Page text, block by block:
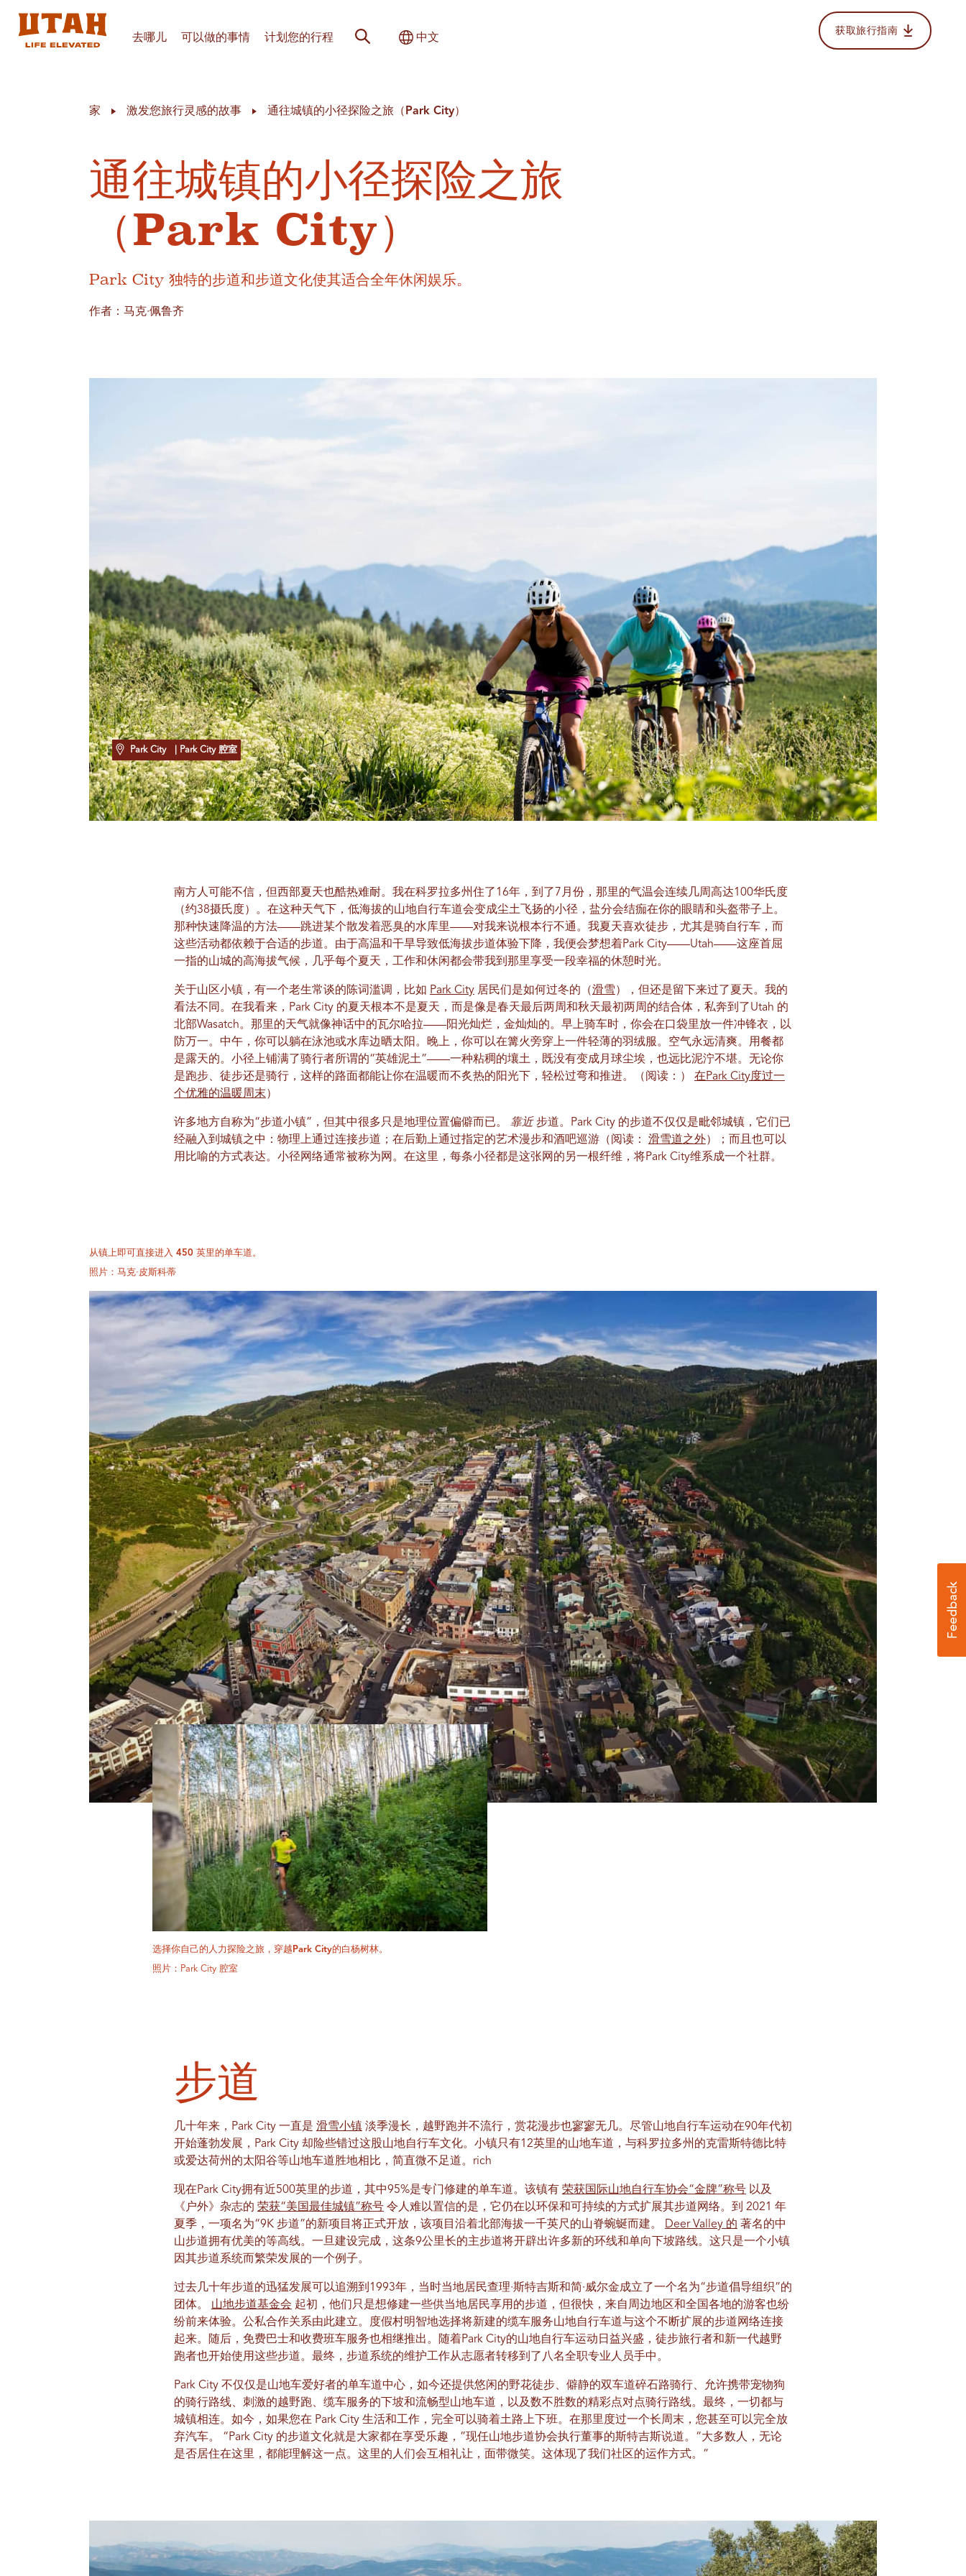
去哪儿 可以做的事情 计划您的行程 网站搜索切换国际
中文 获取旅行指南
家 激发您旅行灵感的故事 通往城镇的小径探险之旅（Park City）
通往城镇的小径探险之旅
（Park City）
Park City 独特的步道和步道文化使其适合全年休闲娱乐。
作者：马克·佩鲁齐
Park City | Park City 腔室
南方人可能不信，但西部夏天也酷热难耐。我在科罗拉多州住了16年，到了7月份，那里的气温会连续几周高达100华氏度
（约38摄氏度）。在这种天气下，低海拔的山地自行车道会变成尘土飞扬的小径，盐分会结痂在你的眼睛和头盔带子上。
那种快速降温的方法——跳进某个散发着恶臭的水库里——对我来说根本行不通。我夏天喜欢徒步，尤其是骑自行车，而
这些活动都依赖于合适的步道。由于高温和干旱导致低海拔步道体验下降，我便会梦想着Park City——Utah——这座首屈
一指的山城的高海拔气候，几乎每个夏天，工作和休闲都会带我到那里享受一段幸福的休憩时光。
关于山区小镇，有一个老生常谈的陈词滥调，比如 Park City居民们是如何过冬的（滑雪 ），但还是留下来过了夏天。我的
看法不同。在我看来，Park City 的夏天根本不是夏天，而是像是春天最后两周和秋天最初两周的结合体，私奔到了Utah 的
北部Wasatch。那里的天气就像神话中的瓦尔哈拉——阳光灿烂，金灿灿的。早上骑车时，你会在口袋里放一件冲锋衣，以
防万一。中午，你可以躺在泳池或水库边晒太阳。晚上，你可以在篝火旁穿上一件轻薄的羽绒服。空气永远清爽。用餐都
是露天的。小径上铺满了骑行者所谓的“英雄泥土”——一种粘稠的壤土，既没有变成月球尘埃，也远比泥泞不堪。无论你
是跑步、徒步还是骑行，这样的路面都能让你在温暖而不炙热的阳光下，轻松过弯和推进。（阅读：） 在Park City度过一
个优雅的温暖周末 ）
许多地方自称为“步道小镇”，但其中很多只是地理位置偏僻而已。 靠近步道。Park City 的步道不仅仅是毗邻城镇，它们已
经融入到城镇之中：物理上通过连接步道；在后勤上通过指定的艺术漫步和酒吧巡游（阅读： 滑雪道之外）；而且也可以
用比喻的方式表达。小径网络通常被称为网。在这里，每条小径都是这张网的另一根纤维，将Park City维系成一个社群。
选择你自己的人力探险之旅，穿越Park City的白杨树林。
照片：Park City 腔室
从镇上即可直接进入 450 英里的单车道。
照片：马克·皮斯科蒂
步道
几十年来，Park City 一直是 滑雪小镇淡季漫长，越野跑并不流行，赏花漫步也寥寥无几。尽管山地自行车运动在90年代初
开始蓬勃发展，Park City 却险些错过这股山地自行车文化。小镇只有12英里的山地车道，与科罗拉多州的克雷斯特德比特
或爱达荷州的太阳谷等山地车道胜地相比，简直微不足道。rich
现在Park City拥有近500英里的步道，其中95%是专门修建的单车道。该镇有 荣获国际山地自行车协会“金牌”称号以及
《户外》杂志的 荣获“美国最佳城镇”称号令人难以置信的是，它仍在以环保和可持续的方式扩展其步道网络。到 2021 年
夏季，一项名为“9K 步道”的新项目将正式开放，该项目沿着北部海拔一千英尺的山脊蜿蜒而建。
Deer Valley 的 著名的中
山步道拥有优美的等高线。一旦建设完成，这条9公里长的主步道将开辟出许多新的环线和单向下坡路线。这只是一个小镇
因其步道系统而繁荣发展的一个例子。
过去几十年步道的迅猛发展可以追溯到1993年，当时当地居民查理·斯特吉斯和简·威尔金成立了一个名为“步道倡导组织”的
团体。 山地步道基金会 起初，他们只是想修建一些供当地居民享用的步道，但很快，来自周边地区和全国各地的游客也纷
纷前来体验。公私合作关系由此建立。度假村明智地选择将新建的缆车服务山地自行车道与这个不断扩展的步道网络连接
起来。随后，免费巴士和收费班车服务也相继推出。随着Park City的山地自行车运动日益兴盛，徒步旅行者和新一代越野
跑者也开始使用这些步道。最终，步道系统的维护工作从志愿者转移到了八名全职专业人员手中。
Park City 不仅仅是山地车爱好者的单车道中心，如今还提供悠闲的野花徒步、僻静的双车道碎石路骑行、允许携带宠物狗
的骑行路线、刺激的越野跑、缆车服务的下坡和流畅型山地车道，以及数不胜数的精彩点对点骑行路线。最终，一切都与
城镇相连。如今，如果您在 Park City 生活和工作，完全可以骑着土路上下班。在那里度过一个长周末，您甚至可以完全放
弃汽车。 “Park City 的步道文化就是大家都在享受乐趣，”现任山地步道协会执行董事的斯特吉斯说道。“大多数人，无论
是否居住在这里，都能理解这一点。这里的人们会互相礼让，面带微笑。这体现了我们社区的运作方式。”